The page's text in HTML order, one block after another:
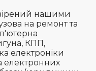
нашими
на ремонт та
КПП,
електроніки
електронних